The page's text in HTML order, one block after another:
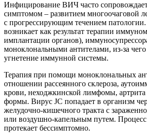
Инфицирование ВИЧ часто
симптомом – развитием многоочаговой
с прогрессирующим течением патологии.
возникает как результат терапии
имплантации органов),
моноклональными антителами, из-за
угнетение иммунной системы.
Терапия при помощи моноклональных
отношении рассеянного склероза,
крови, неходжкинской лимфомы, артрита
формы. Вирус JC попадает в организм
желудочно-кишечного тракта с
или воздушно-капельным путем.
протекает бессимптомно.